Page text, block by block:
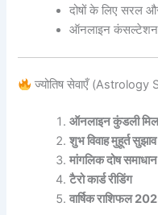
दोषों के लिए सरल
ऑनलाइन कंसल्टेशन
ज्योतिष सेवाएँ
ऑनलाइन कुंडली
शुभ विवाह मुहूर्त सुझाव
मांगलिक दोष समाधान
टैरो कार्ड रीडिंग
वार्षिक राशिफल